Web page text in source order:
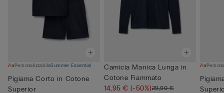
PersonalizzabileSummer Essential
Pigiama Corto in Cotone
Superior
Camicia Manica Lunga in
Cotone Fiammato
14,95 €(-50%)29,90 €